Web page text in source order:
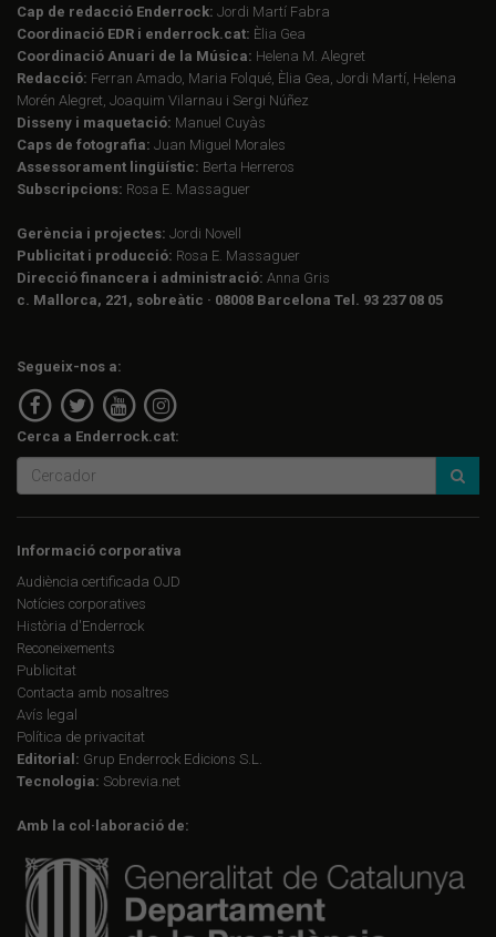
Cap de redacció Enderrock: Jordi Martí Fabra
Coordinació EDR i enderrock.cat: Èlia Gea
Coordinació Anuari de la Música: Helena M. Alegret
Redacció: Ferran Amado, Maria Folqué, Èlia Gea, Jordi Martí, Helena
Morén Alegret, Joaquim Vilarnau i Sergi Núñez
Disseny i maquetació: Manuel Cuyàs
Caps de fotografia: Juan Miguel Morales
Assessorament lingüístic: Berta Herreros
Subscripcions: Rosa E. Massaguer
Gerència i projectes: Jordi Novell
Publicitat i producció: Rosa E. Massaguer
Direcció financera i administració: Anna Gris
c. Mallorca, 221, sobreàtic · 08008 Barcelona Tel. 93 237 08 05
Segueix-nos a:
Cerca a Enderrock.cat:
Informació corporativa
Audiència certificada OJD
Notícies corporatives
Història d'Enderrock
Reconeixements
Publicitat
Contacta amb nosaltres
Avís legal
Política de privacitat
Editorial: Grup Enderrock Edicions S.L.
Tecnologia: Sobrevia.net
Amb la col·laboració de: